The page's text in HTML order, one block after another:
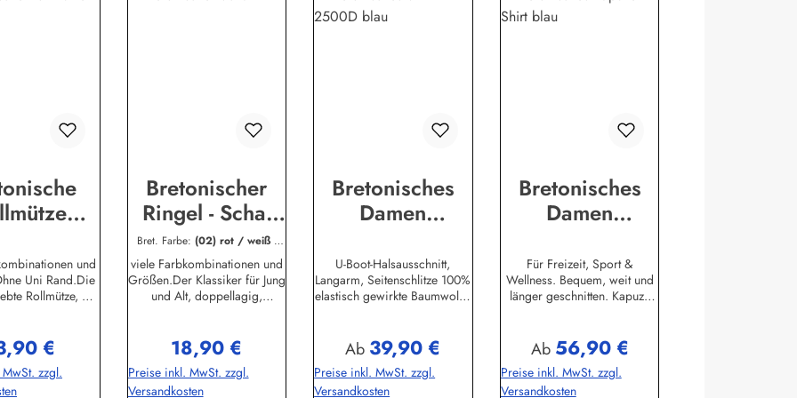
und
Uni Rand.Die
Rollmütze, die
aus 100%
Baumwolle,
UV-Schutz, in
Farben
Preis:
€
zzgl.
Bretonischer
Ringel - Schal
gestreift
verschiedene
Größen
Bret. Farbe: (02) rot / weiß |
viele Farbkombinationen und
Größen.Der Klassiker für Jung
und Alt, doppellagig,
angenehm zu tragen.(ca. 225
g/m²) Passend zu allen
Ringelmuster - Hemden.
Herstellerinformationen:AS
Regulärer Preis:
18,90 €
Preise inkl. MwSt. zzgl.
Versandkosten
Bretonisches
Damen
Langarm
gestreift
U-Boot-Halsausschnitt,
Langarm, Seitenschlitze 100%
elastisch gewirkte Baumwolle,
Bekleidungswerk
GmbHHeglitzer Str. 1226409
Wittmundinfo@modas-
bekleidung.de
Regulärer Preis:
Ab 39,90 €
Preise inkl. MwSt. zzgl.
Versandkosten
Bretonisches
Damen
gestreiftes
Hemd mit
Ringelmuster
Für Freizeit, Sport &
Wellness. Bequem, weit und
länger geschnitten. Kapuze
Unifarbene elastische
Ärmelbündchen, zwei
praktische Seitentaschen.
100% Baumwolle, elastisch
Regulärer Preis:
Ab 56,90 €
Preise inkl. MwSt. zzgl.
Versandkosten